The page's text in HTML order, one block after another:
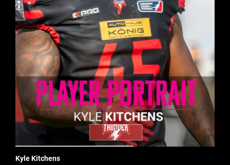
Kyle Kitchens